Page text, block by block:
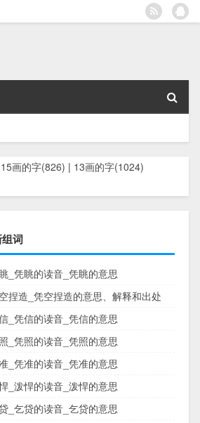
15画的字(826) | 13画的字(1024)
词
_凭眺的读音_凭眺的意思
捏造_凭空捏造的意思、解释和出处
_凭信的读音_凭信的意思
_凭照的读音_凭照的意思
_凭准的读音_凭准的意思
_泼悍的读音_泼悍的意思
_乞贷的读音_乞贷的意思